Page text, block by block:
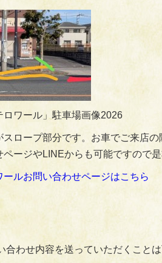
ワール」駐車場画像2026
ロープ部分です。お車でご来店の
ージやLINEからも可能ですので是
ルお問い合わせページはこちら
わせ内容を送っていただくことは